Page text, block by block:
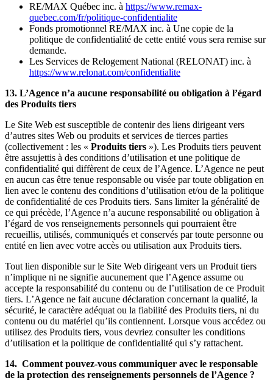
RE/MAX Québec inc. à https://www.remax-
quebec.com/fr/politique-confidentialite
Fonds promotionnel RE/MAX inc. à Une copie de la
politique de confidentialité de cette entité vous sera remise sur
demande.
Les Services de Relogement National (RELONAT) inc. à
https://www.relonat.com/confidentialite
13. L’Agence n’a aucune responsabilité ou obligation à l’égard
des Produits tiers
Le Site Web est susceptible de contenir des liens dirigeant vers
d’autres sites Web ou produits et services de tierces parties
(collectivement : les « Produits tiers »). Les Produits tiers peuvent
être assujettis à des conditions d’utilisation et une politique de
confidentialité qui diffèrent de ceux de l’Agence. L’Agence ne peut
en aucun cas être tenue responsable ou visée par toute obligation en
lien avec le contenu des conditions d’utilisation et/ou de la politique
de confidentialité de ces Produits tiers. Sans limiter la généralité de
ce qui précède, l’Agence n’a aucune responsabilité ou obligation à
l’égard de vos renseignements personnels qui pourraient être
recueillis, utilisés, communiqués et conservés par toute personne ou
entité en lien avec votre accès ou utilisation aux Produits tiers.
Tout lien disponible sur le Site Web dirigeant vers un Produit tiers
n’implique ni ne signifie aucunement que l’Agence assume ou
accepte la responsabilité du contenu ou de l’utilisation de ce Produit
tiers. L’Agence ne fait aucune déclaration concernant la qualité, la
sécurité, le caractère adéquat ou la fiabilité des Produits tiers, ni du
contenu ou du matériel qu’ils contiennent. Lorsque vous accédez ou
utilisez des Produits tiers, vous devriez consulter les conditions
d’utilisation et la politique de confidentialité qui s’y rattachent.
14. Comment pouvez-vous communiquer avec le responsable
de la protection des renseignements personnels de l’Agence ?